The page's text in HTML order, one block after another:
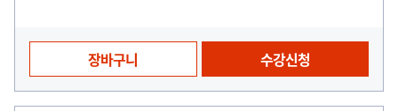
장바구니 수강신청